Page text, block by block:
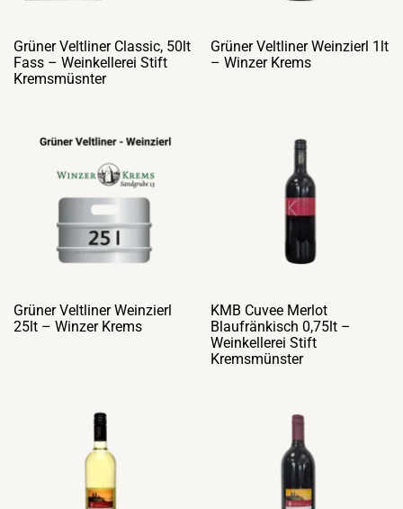
Grüner Veltliner Classic, 50lt
Fass – Weinkellerei Stift
Kremsmüsnter
Grüner Veltliner Weinzierl 1lt
– Winzer Krems
Grüner Veltliner Weinzierl
25lt – Winzer Krems
KMB Cuvee Merlot
Blaufränkisch 0,75lt –
Weinkellerei Stift
Kremsmünster